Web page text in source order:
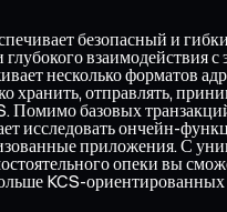
безопасный и
взаимодействия с
несколько форматов
хранить, отправлять,
Помимо базовых
исследовать ончейн-
приложения. С
опеки вы
KCS-